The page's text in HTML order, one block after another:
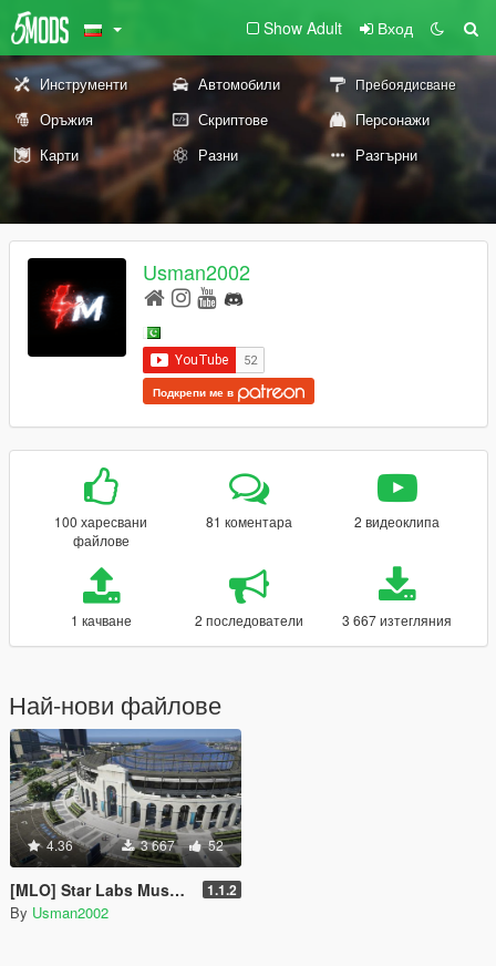
Show Adult Вход
Инструменти Автомобили Пребоядисване
Оръжия Скриптове
Персонажи
Карти
Разни Разгърни
Usman2002
Подкрепи ме в
100 харесвани
файлове
81 коментара 2 видеоклипа
1 качване 2 последователи 3 667 изтегляния
Най-нови файлове
4.36 3 667 52
[MLO] Star Labs Museum [Add-On SP / FiveM] 1.1.2
By Usman2002